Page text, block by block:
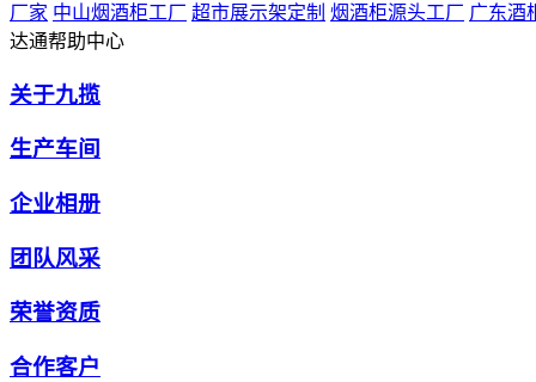
厂家 中山烟酒柜工厂 超市展示架定制 烟酒柜源头工厂 广东酒
达通帮助中心
关于九揽
生产车间
企业相册
团队风采
荣誉资质
合作客户